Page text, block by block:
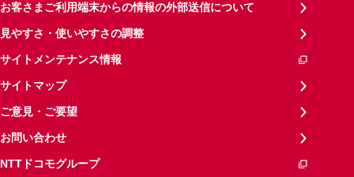
お客さまご利用端末からの情報の外部送信について
見やすさ・使いやすさの調整
サイトメンテナンス情報
サイトマップ
ご意見・ご要望
お問い合わせ
NTTドコモグループ